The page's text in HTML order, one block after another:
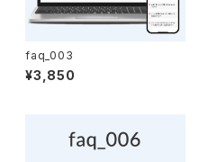
faq_003
¥3,850